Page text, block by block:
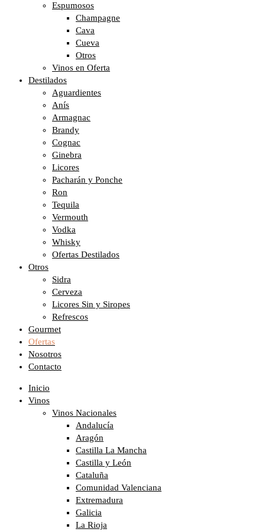
Espumosos
Champagne
Cava
Cueva
Otros
Vinos en Oferta
Destilados
Aguardientes
Anís
Armagnac
Brandy
Cognac
Ginebra
Licores
Pacharán y Ponche
Ron
Tequila
Vermouth
Vodka
Whisky
Ofertas Destilados
Otros
Sidra
Cerveza
Licores Sin y Siropes
Refrescos
Gourmet
Ofertas
Nosotros
Contacto
Inicio
Vinos
Vinos Nacionales
Andalucía
Aragón
Castilla La Mancha
Castilla y León
Cataluña
Comunidad Valenciana
Extremadura
Galicia
La Rioja